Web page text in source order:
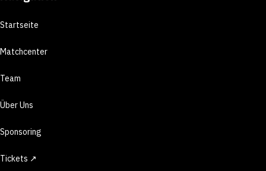
Startseite
Matchcenter
Team
Über Uns
Sponsoring
Tickets ↗